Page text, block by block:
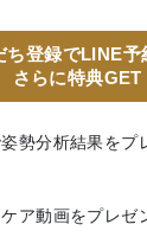
ち登録でLINE予
さらに特典GET
勢分析結果をプ
ア動画をプレゼ